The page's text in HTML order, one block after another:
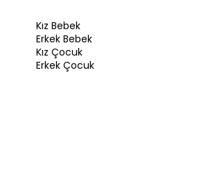
Kız Bebek
Erkek Bebek
Kız Çocuk
Erkek Çocuk